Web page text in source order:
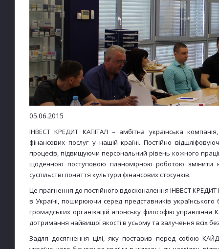
05.06.2015
ІНВЕСТ КРЕДИТ КАПІТАЛ – амбітна українська
фінансових послуг у нашій країні. Постійно
процесів, підвищуючи персональний рівень кожного
щоденною поступовою планомірною роботою змінити
суспільстві поняття культури фінансових стосунків.
Це прагнення до постійного вдосконалення ІНВЕСТ
в Україні, поширюючи серед представників
громадських організацій японську філософію
дотримання найвищої якості в усьому та залучення всіх
Задля досягнення цілі, яку поставив перед собою